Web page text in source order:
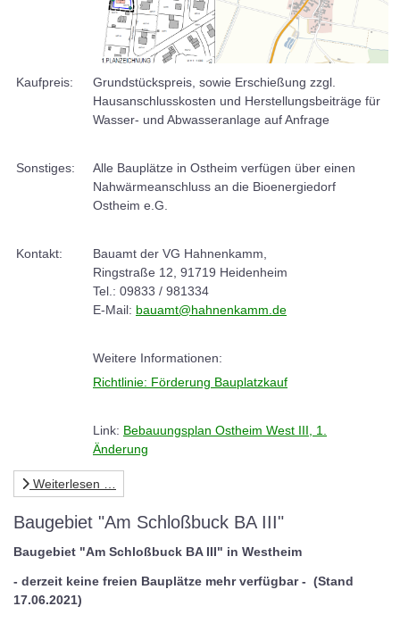
Kaufpreis:
Grundstückspreis, sowie Erschießung zzgl.
Hausanschlusskosten und Herstellungsbeiträge für
Wasser- und Abwasseranlage auf Anfrage
Sonstiges:
Alle Bauplätze in Ostheim verfügen über einen
Nahwärmeanschluss an die Bioenergiedorf
Ostheim e.G.
Kontakt:
Bauamt der VG Hahnenkamm,
Ringstraße 12, 91719 Heidenheim
Tel.: 09833 / 981334
E-Mail: bauamt@hahnenkamm.de
Weitere Informationen:
Richtlinie: Förderung Bauplatzkauf
Link: Bebauungsplan Ostheim West III, 1.
Änderung
Weiterlesen …
Baugebiet "Am Schloßbuck BA III"
Baugebiet "Am Schloßbuck BA III" in Westheim
- derzeit keine freien Bauplätze mehr verfügbar - (Stand
17.06.2021)